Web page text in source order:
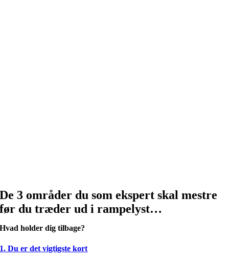
De 3 områder du som ekspert skal mestre
før du træder ud i rampelyst…
Hvad holder dig tilbage?
1. Du er det vigtigste kort